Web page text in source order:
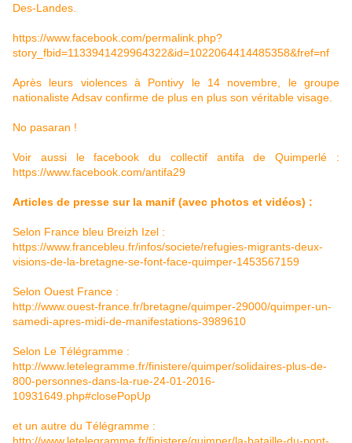
Des-Landes.
https://www.facebook.com/permalink.php?
story_fbid=1133941429964322&id=1022064414485358&fref=nf
Après leurs violences à Pontivy le 14 novembre, le groupe
nationaliste Adsav confirme de plus en plus son véritable visage.
No pasaran !
Voir aussi le facebook du collectif antifa de Quimperlé :
https://www.facebook.com/antifa29
Articles de presse sur la manif (avec photos et vidéos) :
Selon France bleu Breizh Izel :
https://www.francebleu.fr/infos/societe/refugies-migrants-deux-
visions-de-la-bretagne-se-font-face-quimper-1453567159
Selon Ouest France :
http://www.ouest-france.fr/bretagne/quimper-29000/quimper-un-
samedi-apres-midi-de-manifestations-3989610
Selon Le Télégramme :
http://www.letelegramme.fr/finistere/quimper/solidaires-plus-de-
800-personnes-dans-la-rue-24-01-2016-
10931649.php#closePopUp
et un autre du Télégramme :